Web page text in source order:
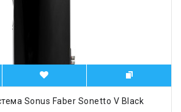
Sonus Faber Sonetto V Black